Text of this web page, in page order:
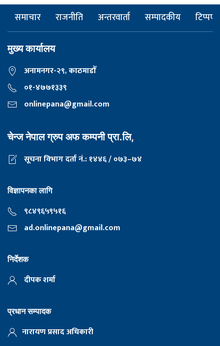
समाचार राजनीति अन्तरवार्ता सम्पादकीय टिप्पणी
मुख्य कार्यालय
अनामनगर-२९, काठमाडाैँ
०१-४७७१३३९
onlinepana@gmail.com
चेन्ज नेपाल ग्रुप अफ कम्पनी प्रा.लि,
सूचना विभाग दर्ता नं.: १४४६ / ०७३–७४
विज्ञापनका लागि
९८४९६५९५१६
ad.onlinepana@gmail.com
निर्देशक
दीपक शर्मा
प्रधान सम्पादक
नारायण प्रसाद अधिकारी